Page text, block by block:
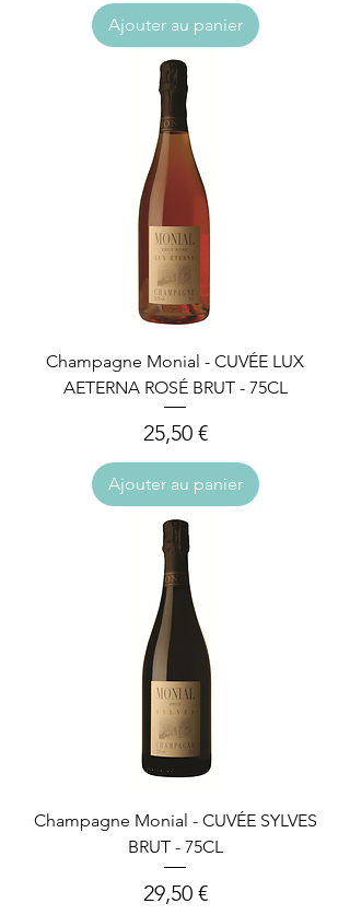
Ajouter au panier
Champagne Monial - CUVÉE LUX
AETERNA ROSÉ BRUT - 75CL
Prix
25,50 €
Ajouter au panier
Champagne Monial - CUVÉE SYLVES
BRUT - 75CL
Prix
29,50 €